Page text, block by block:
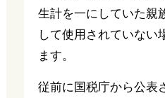
生計を一にしていた親
して使用されていない
ます。
従前に国税庁から公表